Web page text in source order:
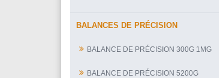
BALANCES DE PRÉCISION
BALANCE DE PRÉCISION 300G 1MG
BALANCE DE PRÉCISION 5200G